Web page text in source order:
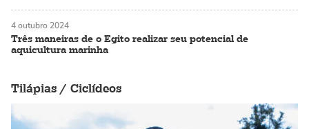
Três maneiras de o Egito realizar seu potencial de
aquicultura marinha
4 outubro 2024
Tilápias / Ciclídeos